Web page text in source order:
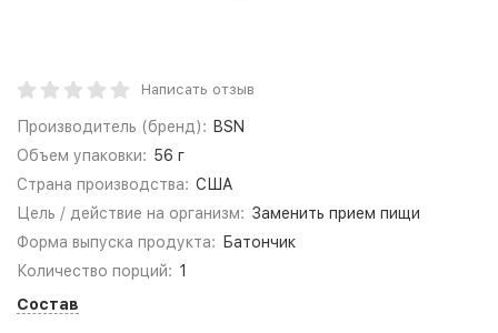
Написать отзыв
Производитель (бренд): BSN
Объем упаковки: 56 г
Страна производства: США
Цель / действие на организм: Заменить прием пищи
Форма выпуска продукта:
Батончик
Количество порций: 1
Состав